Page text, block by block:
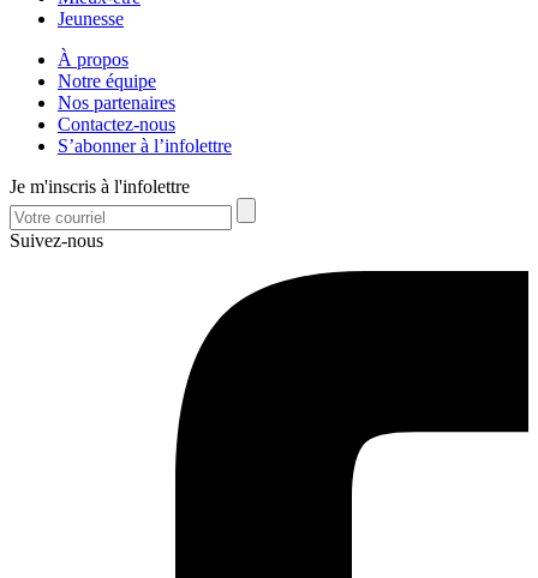
Jeunesse
À propos
Notre équipe
Nos partenaires
Contactez-nous
S’abonner à l’infolettre
Je m'inscris à l'infolettre
Suivez-nous